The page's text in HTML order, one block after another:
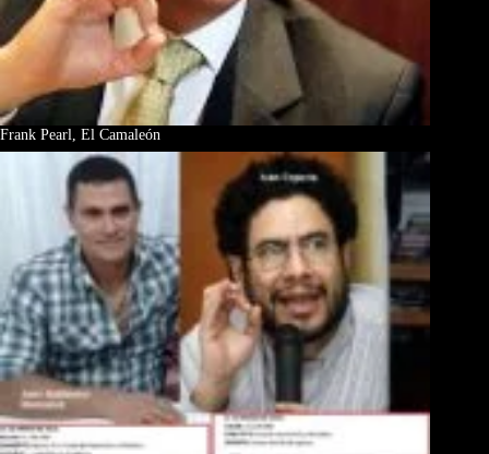
Frank Pearl, El Camaleón